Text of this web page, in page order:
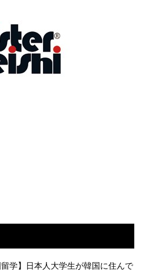
留学】日本人大学生が韓国に住んで